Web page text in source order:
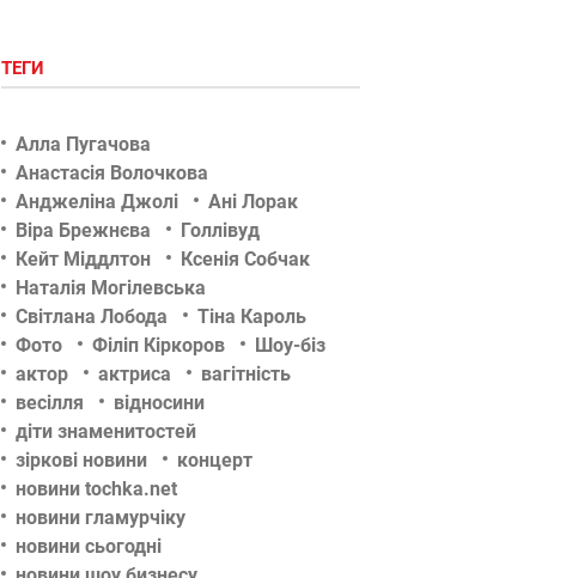
ТЕГИ
Алла Пугачова
Анастасія Волочкова
Анджеліна Джолі
Ані Лорак
Віра Брежнєва
Голлівуд
Кейт Міддлтон
Ксенія Собчак
Наталія Могілевська
Світлана Лобода
Тіна Кароль
Фото
Філіп Кіркоров
Шоу-біз
актор
актриса
вагітність
весілля
відносини
діти знаменитостей
зіркові новини
концерт
новини tochka.net
новини гламурчіку
новини сьогодні